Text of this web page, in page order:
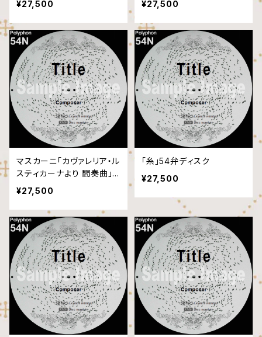
¥27,500 ¥27,500
マスカーニ「カヴァレリア・ル
スティカーナより 間奏曲」5
4弁ディスク
¥27,500
「糸」54弁ディスク
¥27,500